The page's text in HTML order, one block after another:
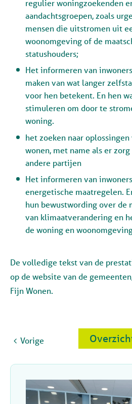
regulier woningzoekenden
aandachtsgroepen, zoals
mensen die uitstromen uit
woonomgeving of de
statushouders;
Het informeren van
maken van wat langer
voor hen betekent. En hen
stimuleren om door te
woning.
het zoeken naar
wonen, met name als er
andere partijen
Het informeren van
energetische maatregelen.
hun bewustwording over de
van klimaatverandering en
de woning en
De volledige tekst van de
op de website van de
Fijn Wonen.
Vorige